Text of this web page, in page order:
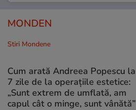
MONDEN
Stiri Mondene
Cum arată Andreea Popescu la
7 zile de la operațiile estetice:
„Sunt extrem de umflată, am
capul cât o minge, sunt vânătă”